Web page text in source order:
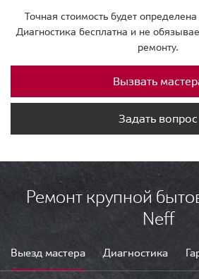
Точная стоимость будет
Диагностика бесплатна и не
ремонту.
Вызвать
Задать вопрос
Ремонт крупной
Neff
Выезд мастера Диагностика